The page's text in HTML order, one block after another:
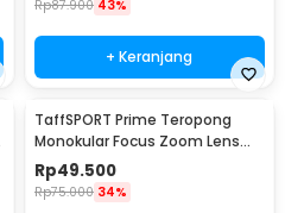
Rp87.900 43%
+ Keranjang
TaffSPORT Prime Teropong
Monokular Focus Zoom Lens
16x52 66M/8000M - TF16
Rp49.500
Rp75.000 34%